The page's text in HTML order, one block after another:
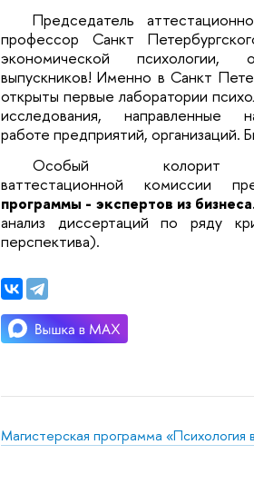
Председатель
профессор Санкт
экономической
выпускников! Именно в Санкт
открыты первые лаборатории
исследования,
работе предприятий, организаций.
Особый
ваттестационной комиссии
программы - экспертов из
анализ диссертаций по ряду
перспектива).
Магистерская программа «Психология